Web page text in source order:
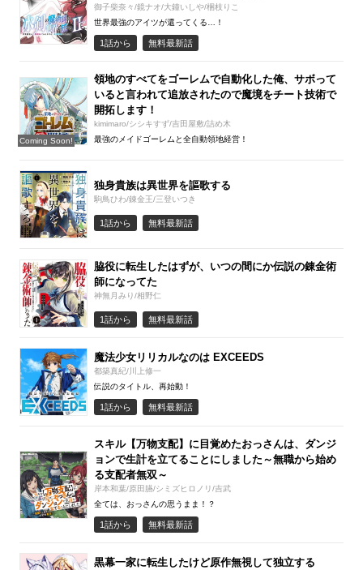
御子柴奈々/鏡ナオ/大鐘いしや/梱枝りこ
世界最強のアイツが還ってくる…！
1話から 無料最新話
Coming Soon!
領地のすべてをゴーレムで自動化した俺、サボって
いると言われて追放されたので魔境をチート技術で
開拓します！
kimimaro/シシキすず/吉田屋敷/詰め木
最強のメイドゴーレムと全自動領地経営！
独身貴族は異世界を謳歌する
駒鳥ひわ/錬金王/三登いつき
1話から 無料最新話
脇役に転生したはずが、いつの間にか伝説の錬金術
師になってた
神無月みり/相野仁
1話から 無料最新話
魔法少女リリカルなのは EXCEEDS
都築真紀/川上修一
伝説のタイトル、再始動！
1話から 無料最新話
スキル【万物支配】に目覚めたおっさんは、ダンジ
ョンで生計を立てることにしました～無職から始め
る支配者無双～
岸本和葉/原田臙/シミズヒロノリ/吉武
全ては、おっさんの思うまま！？
1話から 無料最新話
黒幕一家に転生したけど原作無視して独立する